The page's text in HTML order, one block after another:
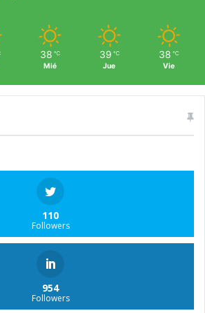
38 ℃
Mié
39 ℃
Jue
38 ℃
Vie
110
Followers
954
Followers